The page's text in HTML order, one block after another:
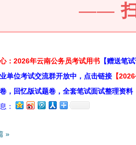
——
：2026年云南公务员考试用书 【赠送笔
单位考试交流群开放中，点击链接 【
，回忆版试题卷，全套笔试面试整理资料
：
»